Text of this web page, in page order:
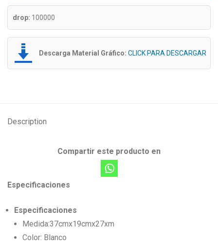
drop: 100000
Descarga Material Gráfico: CLICK PARA DESCARGAR
Description
Compartir este producto en
Especificaciones
Especificaciones
Medida:37cmx19cmx27xm
Color: Blanco